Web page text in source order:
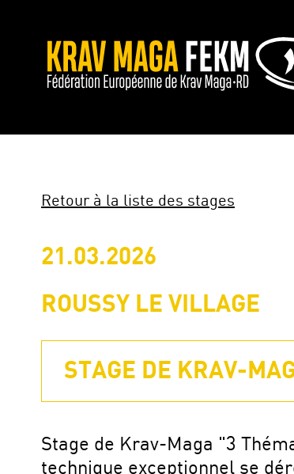
Retour à la liste des stages
21.03.2026
ROUSSY LE VILLAGE
STAGE DE KRAV-
Stage de Krav-Maga "3
technique exceptionnel se